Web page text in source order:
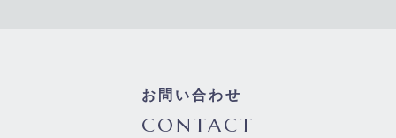
お問い合わせ
CONTACT